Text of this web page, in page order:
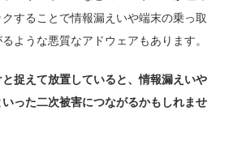
することで情報漏えいや端末の乗っ取
ような悪質なアドウェアもあります。
捉えて放置していると、情報漏えいや
った二次被害につながるかもしれませ